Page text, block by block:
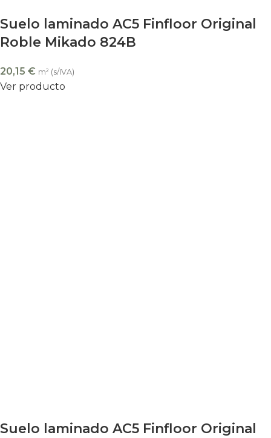
Suelo laminado AC5 Finfloor Original
Roble Mikado 824B
20,15 € m² (s/IVA)
Ver producto
Suelo laminado AC5 Finfloor Original